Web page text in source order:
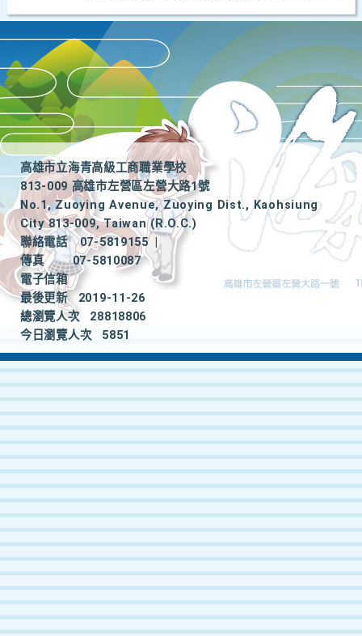
高雄市立海青高級工商職業學校
813-009 高雄市左營區左營大路1號
No.1, Zuoying Avenue, Zuoying Dist., Kaohsiung
City 813-009, Taiwan (R.O.C.)
聯絡電話
07-5819155
|
傳真
07-5810087
電子信箱
最後更新
2019-11-26
總瀏覽人次
28818806
今日瀏覽人次
5851